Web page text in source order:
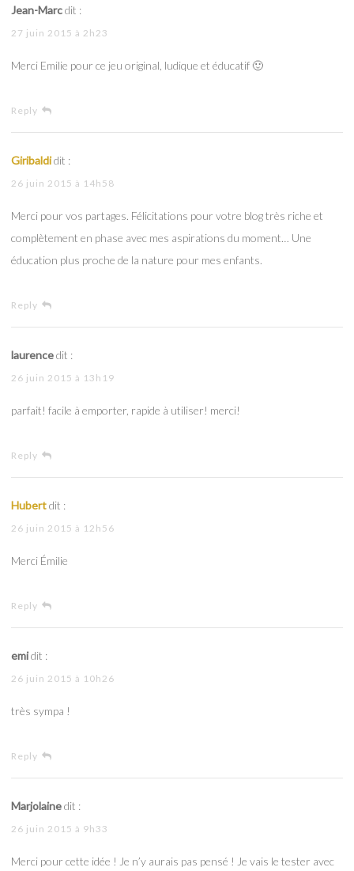
Jean-Marcdit :
27 juin 2015 à 2h23
Merci Emilie pour ce jeu original, ludique et éducatif 🙂
Reply
Giribaldidit :
26 juin 2015 à 14h58
Merci pour vos partages. Félicitations pour votre blog très riche et
complètement en phase avec mes aspirations du moment… Une
éducation plus proche de la nature pour mes enfants.
Reply
laurencedit :
26 juin 2015 à 13h19
parfait! facile à emporter, rapide à utiliser! merci!
Reply
Hubertdit :
26 juin 2015 à 12h56
Merci Émilie
Reply
emidit :
26 juin 2015 à 10h26
très sympa !
Reply
Marjolainedit :
26 juin 2015 à 9h33
Merci pour cette idée ! Je n’y aurais pas pensé ! Je vais le tester avec